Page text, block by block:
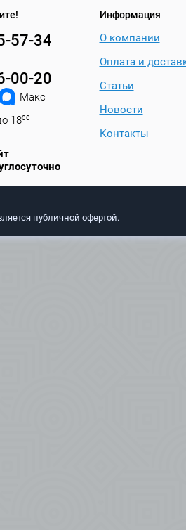
57-34
00-20
Макс
1800
Информация
О компании
Оплата и
Статьи
Новости
Контакты
публичной офертой.